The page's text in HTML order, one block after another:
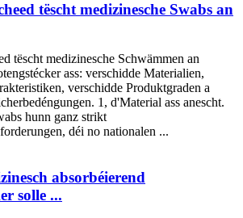
tëscht medizinesche Swabs an
tëscht medizinesche Schwämmen an
ass: verschidde Materialien,
verschidde Produktgraden a
1, d'Material ass anescht.
hunn ganz strikt
déi no nationalen ...
absorbéierend
solle ...